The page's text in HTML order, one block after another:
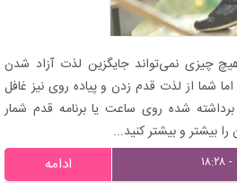
چیزی نمی‌‌تواند جایگزین لذت آزاد شدن
شما از لذت قدم زدن و پیاده روی نیز غافل
شده روی ساعت یا برنامه قدم شمار
بیشتر و بیشتر کنید...
ادامه